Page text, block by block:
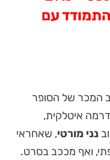
עם
המכר של הסופר
איטלקית,
נני מורטי, שאחראי
ואף מככב בסרט.